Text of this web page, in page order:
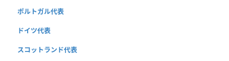
ポルトガル代表
ドイツ代表
スコットランド代表